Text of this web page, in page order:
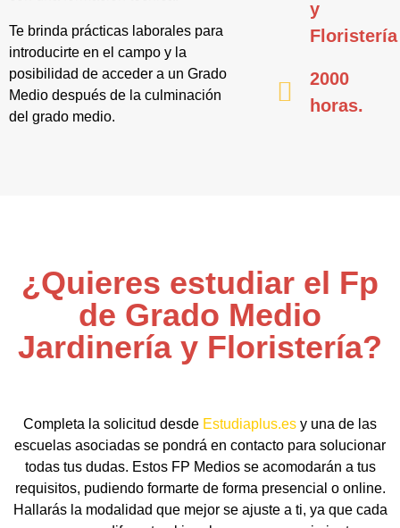
Te brinda prácticas laborales para
introducirte en el campo y la
posibilidad de acceder a un Grado
Medio después de la culminación
del grado medio.
y
Floristería
2000
horas.
¿Quieres estudiar el Fp
de Grado Medio
Jardinería y Floristería?
Completa la solicitud desde Estudiaplus.es y una de las
escuelas asociadas se pondrá en contacto para solucionar
todas tus dudas. Estos FP Medios se acomodarán a tus
requisitos, pudiendo formarte de forma presencial o online.
Hallarás la modalidad que mejor se ajuste a ti, ya que cada